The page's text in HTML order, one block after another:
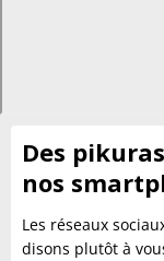
Des
nos
Les réseaux
disons plutôt à